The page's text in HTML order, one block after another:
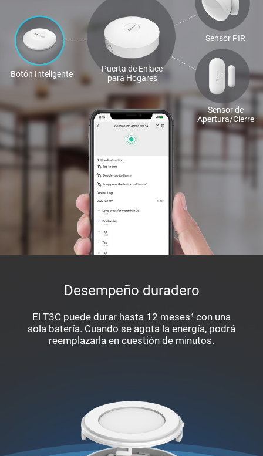
Botón Inteligente
Puerta de Enlace
para Hogares
Sensor PIR
Sensor de
Apertura/Cierre
Desempeño duradero
El T3C puede durar hasta 12 meses⁴ con una
sola batería. Cuando se agota la energía, podrá
reemplazarla en cuestión de minutos.